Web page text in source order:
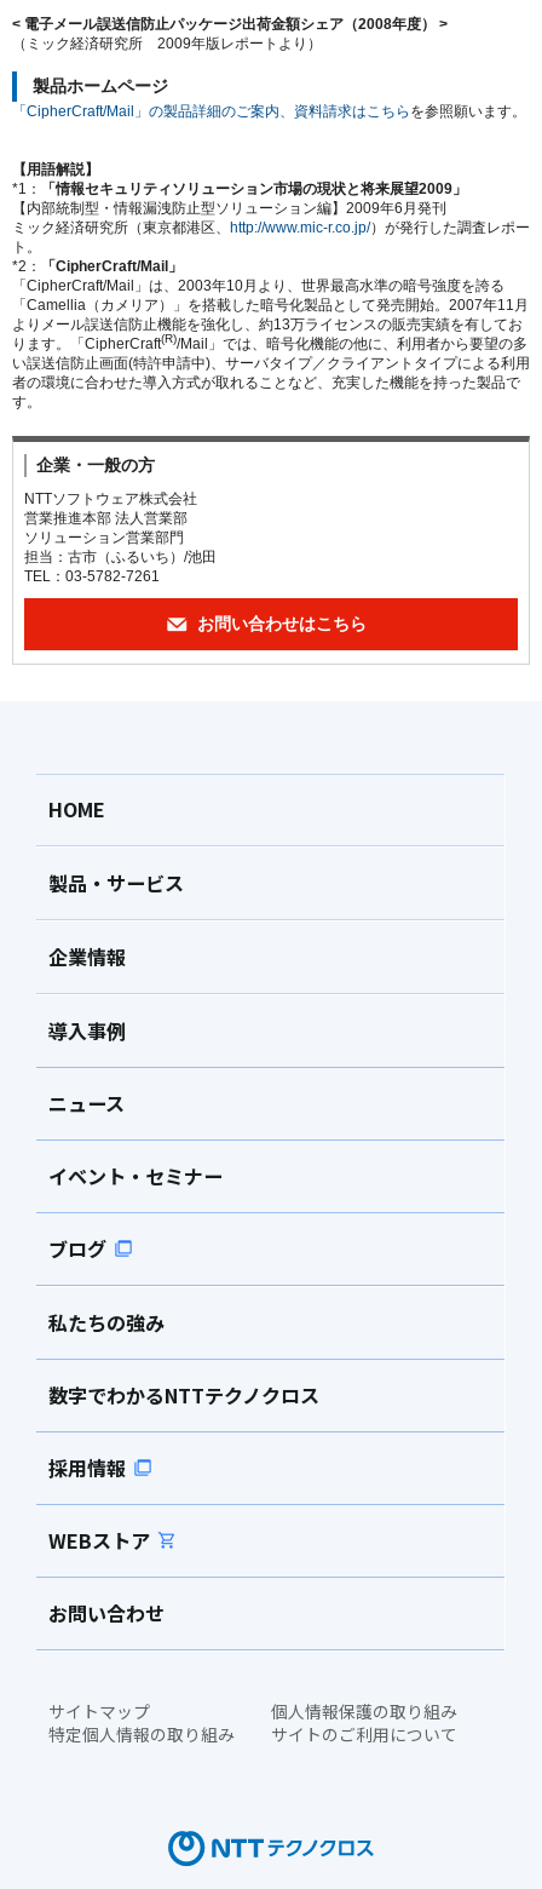
< 電子メール誤送信防止パッケージ出荷金額シェア（2008年度）
>
（ミック経済研究所 2009年版レポートより）
製品ホームページ
「CipherCraft/Mail」の製品詳細のご案内、資料請求はこちら を参照願います。
【用語解説】
*1：
「情報セキュリティソリューション市場の現状と将来展望2009」
【内部統制型・情報漏洩防止型ソリューション編】2009年6月発刊
ミック経済研究所（東京都港区、 http://www.mic-r.co.jp/）が発行した調査レポー
ト。
*2：
「CipherCraft/Mail」
「CipherCraft/Mail」は、2003年10月より、世界最高水準の暗号強度を誇る
「Camellia（カメリア）」を搭載した暗号化製品として発売開始。2007年11月
よりメール誤送信防止機能を強化し、約13万ライセンスの販売実績を有してお
ります。「CipherCraft(R)/Mail」では、暗号化機能の他に、利用者から要望の多
い誤送信防止画面(特許申請中)、サーバタイプ／クライアントタイプによる利用
者の環境に合わせた導入方式が取れることなど、充実した機能を持った製品で
す。
企業・一般の方
NTTソフトウェア株式会社
営業推進本部 法人営業部
ソリューション営業部門
担当：古市（ふるいち）/池田
TEL：03-5782-7261
お問い合わせはこちら
HOME
製品・サービス
企業情報
導入事例
ニュース
イベント・セミナー
ブログ
私たちの強み
数字でわかるNTTテクノクロス
採用情報
WEBストア
お問い合わせ
サイトマップ
個人情報保護の取り組み
特定個人情報の取り組み
サイトのご利用について